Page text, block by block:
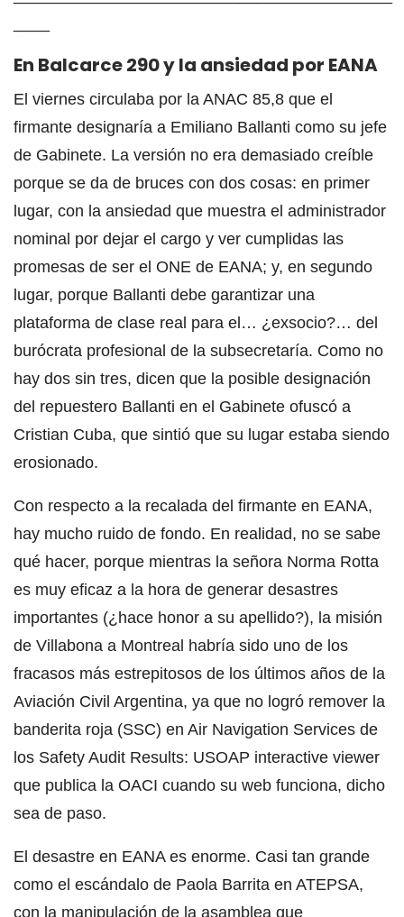
En Balcarce 290 y la ansiedad por EANA
El viernes circulaba por la ANAC 85,8 que el
firmante designaría a Emiliano Ballanti como su jefe
de Gabinete. La versión no era demasiado creíble
porque se da de bruces con dos cosas: en primer
lugar, con la ansiedad que muestra el administrador
nominal por dejar el cargo y ver cumplidas las
promesas de ser el ONE de EANA; y, en segundo
lugar, porque Ballanti debe garantizar una
plataforma de clase real para el… ¿exsocio?… del
burócrata profesional de la subsecretaría. Como no
hay dos sin tres, dicen que la posible designación
del repuestero Ballanti en el Gabinete ofuscó a
Cristian Cuba, que sintió que su lugar estaba siendo
erosionado.
Con respecto a la recalada del firmante en EANA,
hay mucho ruido de fondo. En realidad, no se sabe
qué hacer, porque mientras la señora Norma Rotta
es muy eficaz a la hora de generar desastres
importantes (¿hace honor a su apellido?), la misión
de Villabona a Montreal habría sido uno de los
fracasos más estrepitosos de los últimos años de la
Aviación Civil Argentina, ya que no logró remover la
banderita roja (SSC) en Air Navigation Services de
los Safety Audit Results: USOAP interactive viewer
que publica la OACI cuando su web funciona, dicho
sea de paso.
El desastre en EANA es enorme. Casi tan grande
como el escándalo de Paola Barrita en ATEPSA,
con la manipulación de la asamblea que